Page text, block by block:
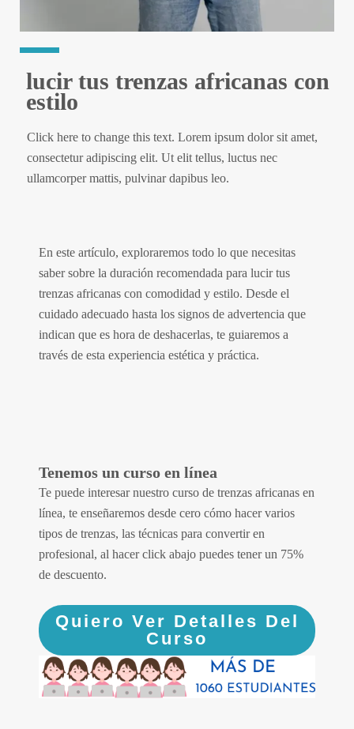
lucir tus trenzas africanas con
estilo
Click here to change this text. Lorem ipsum dolor sit amet,
consectetur adipiscing elit. Ut elit tellus, luctus nec
ullamcorper mattis, pulvinar dapibus leo.
En este artículo, exploraremos todo lo que necesitas
saber sobre la duración recomendada para lucir tus
trenzas africanas con comodidad y estilo. Desde el
cuidado adecuado hasta los signos de advertencia que
indican que es hora de deshacerlas, te guiaremos a
través de esta experiencia estética y práctica.
Tenemos un curso en línea
Te puede interesar nuestro curso de trenzas africanas en
línea, te enseñaremos desde cero cómo hacer varios
tipos de trenzas, las técnicas para convertir en
profesional, al hacer click abajo puedes tener un 75%
de descuento.
Quiero Ver Detalles Del
Curso